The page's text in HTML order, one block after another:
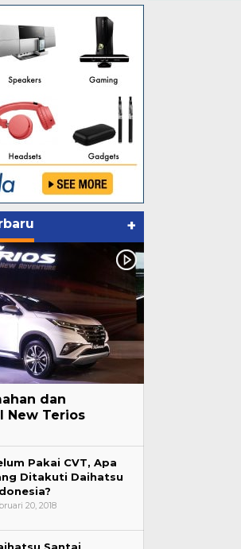
+
dan
New Terios
Pakai CVT, Apa
Ditakuti Daihatsu
20, 2018